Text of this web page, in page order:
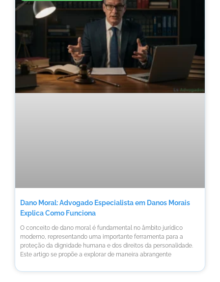
Dano Moral: Advogado Especialista em Danos Morais
Explica Como Funciona
O conceito de dano moral é fundamental no âmbito jurídico
moderno, representando uma importante ferramenta para a
proteção da dignidade humana e dos direitos da personalidade.
Este artigo se propõe a explorar de maneira abrangente